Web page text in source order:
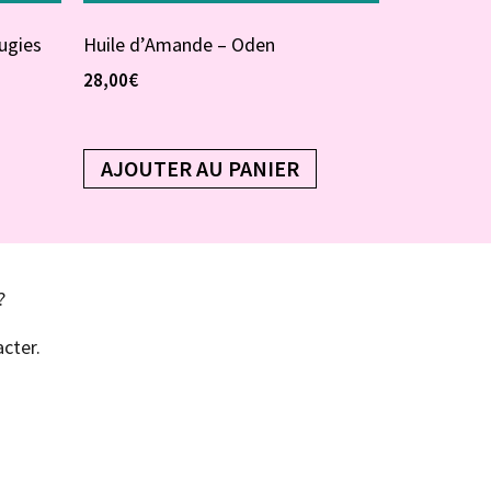
Huile d’Amande – Oden
28,00€
AJOUTER AU PANIER